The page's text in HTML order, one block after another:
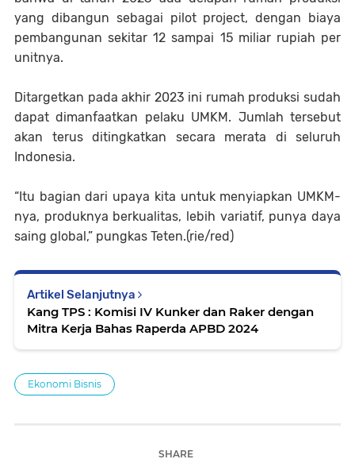
yang dibangun sebagai pilot project, dengan biaya
pembangunan sekitar 12 sampai 15 miliar rupiah per
unitnya.
Ditargetkan pada akhir 2023 ini rumah produksi sudah
dapat dimanfaatkan pelaku UMKM. Jumlah tersebut
akan terus ditingkatkan secara merata di seluruh
Indonesia.
“Itu bagian dari upaya kita untuk menyiapkan UMKM-
nya, produknya berkualitas, lebih variatif, punya daya
saing global,” pungkas Teten.(rie/red)
Artikel Selanjutnya
Kang TPS : Komisi IV Kunker dan Raker dengan
Mitra Kerja Bahas Raperda APBD 2024
Ekonomi Bisnis
SHARE